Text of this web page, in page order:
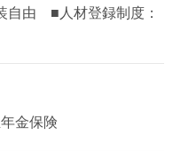
由 ■人材登録制度：
金保険